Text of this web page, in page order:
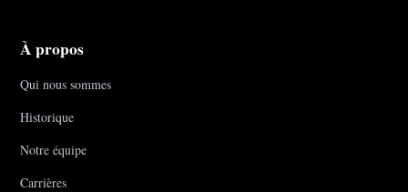
À propos
Qui nous sommes
Historique
Notre équipe
Carrières